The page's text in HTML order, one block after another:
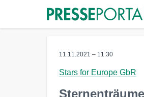
11.11.2021 – 11:30
Stars for Europe GbR